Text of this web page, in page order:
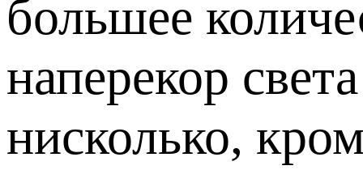
большее
наперекор
нисколько,